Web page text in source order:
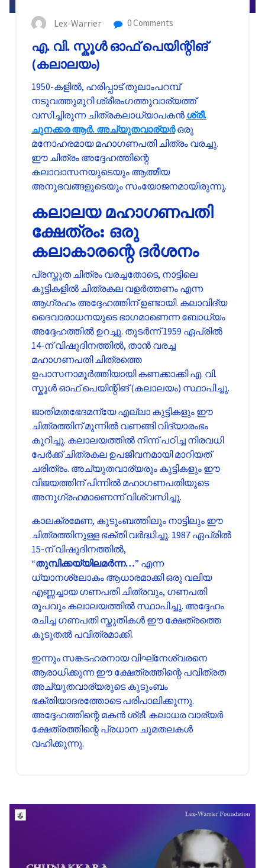
Lex-Warrier 0 Comments
എ. വി. സ്കൂൾ ഓഫ് പെയിന്റിങ്
(കലാലയം)
1950-കളിൽ, ഹരിപ്പാട് തുലാംപറമ്പ്
നടുവത്തുമുറി ശ്രീരംഗത്തുവാര്യത്ത്
വസിച്ചിരുന്ന ചിത്രകലാധ്യാപകൻ ശ്രീ.
ചുനക്കര ആർ. അച്യുതവാര്യർഒരു
മനോഹരമായ മഹാഗണപതി ചിത്രം വരച്ചു.
ഈ ചിത്രം അദ്ദേഹത്തിന്റെ
കലാവാസനയുടെയും ആത്മീയ
അനുഭവങ്ങളുടെയും സംയോജനമായിരുന്നു.
കലാലയ മഹാഗണപതി
ക്ഷേത്രം: ഒരു
കലാകാരന്റെ ദർശനം
പ്രസ്തുത ചിത്രം വരച്ചതോടെ, നാട്ടിലെ
കുട്ടികളിൽ ചിത്രകല വളർത്തണം എന്ന
ആഗ്രഹം അദ്ദേഹത്തിന് ഉണ്ടായി. കലാവിദ്യ
ദൈവാരാധനയുടെ ഭാഗമാണെന്ന ബോധ്യം
അദ്ദേഹത്തിൽ ഉറച്ചു. തുടർന്ന് 1959 ഏപ്രിൽ
14-ന് വിഷുദിനത്തിൽ, താൻ വരച്ച
മഹാഗണപതി ചിത്രത്തെ
ഉപാസനാമൂർത്തിയായി കണക്കാക്കി എ. വി.
സ്കൂൾ ഓഫ് പെയിന്റിങ് (കലാലയം) സ്ഥാപിച്ചു.
ജാതിമതഭേദമന്യേ എല്ലാ കുട്ടികളും ഈ
ചിത്രത്തിന് മുന്നിൽ വണങ്ങി വിദ്യാരംഭം
കുറിച്ചു. കലാലയത്തിൽ നിന്ന് പഠിച്ച നിരവധി
പേർക്ക് ചിത്രകല ഉപജീവനമായി മാറിയത്
ചരിത്രം. അച്യുതവാര്യരും കുട്ടികളും ഈ
വിജയത്തിന് പിന്നിൽ മഹാഗണപതിയുടെ
അനുഗ്രഹമാണെന്ന് വിശ്വസിച്ചു.
കാലക്രമേണ, കുടുംബത്തിലും നാട്ടിലും ഈ
ചിത്രത്തിനുള്ള ഭക്തി വർദ്ധിച്ചു. 1987 ഏപ്രിൽ
15-ന് വിഷുദിനത്തിൽ,
“തുമ്പിക്കയ്യിലമർന്ന…” എന്ന
ധ്യാനശ്ലോകം ആധാരമാക്കി ഒരു വലിയ
എണ്ണച്ചായ ഗണപതി ചിത്രവും, ഗണപതി
രൂപവും കലാലയത്തിൽ സ്ഥാപിച്ചു. അദ്ദേഹം
രചിച്ച ഗണപതി സ്തുതികൾ ഈ ക്ഷേത്രത്തെ
കൂടുതൽ പവിത്രമാക്കി.
ഇന്നും സങ്കടഹരനായ വിഘ്‌നേശ്വരനെ
ആരാധിക്കുന്ന ഈ ക്ഷേത്രത്തിന്റെ പവിത്രത
അച്യുതവാര്യരുടെ കുടുംബം
ഭക്തിയാദരത്തോടെ പരിപാലിക്കുന്നു.
അദ്ദേഹത്തിന്റെ മകൻ ശ്രീ. കലാധര വാര്യർ
ക്ഷേത്രത്തിന്റെ പ്രധാന ചുമതലകൾ
വഹിക്കുന്നു.